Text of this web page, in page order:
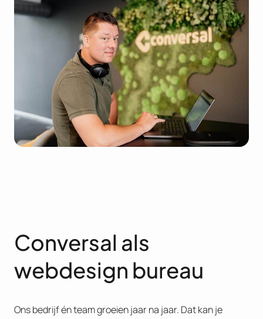
Conversal als
webdesign bureau
Ons bedrijf én team groeien jaar na jaar. Dat kan je